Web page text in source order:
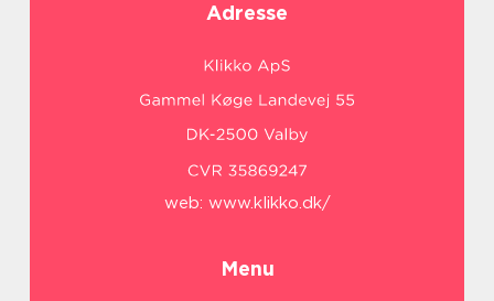
Adresse
web: www.klikko.dk/
Menu